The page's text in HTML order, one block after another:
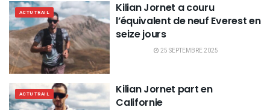
ACTU TRAIL
Kilian Jornet a couru
l’équivalent de neuf Everest en
seize jours
25 SEPTEMBRE 2025
ACTU TRAIL
Kilian Jornet part en
Californie